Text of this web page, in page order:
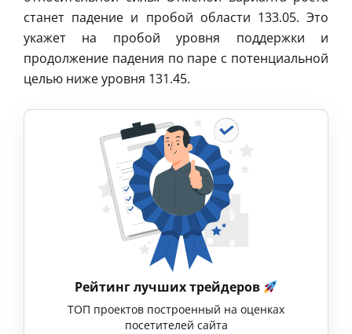
станет падение и пробой области 133.05. Это
укажет на пробой уровня поддержки и
продолжение падения по паре с потенциальной
целью ниже уровня 131.45.
Рейтинг лучших трейдеров
ТОП проектов построенный на оценках
посетителей сайта